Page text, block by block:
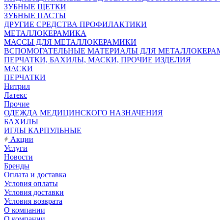
ЗУБНЫЕ ЩЕТКИ
ЗУБНЫЕ ПАСТЫ
ДРУГИЕ СРЕДСТВА ПРОФИЛАКТИКИ
МЕТАЛЛОКЕРАМИКА
МАССЫ ДЛЯ МЕТАЛЛОКЕРАМИКИ
ВСПОМОГАТЕЛЬНЫЕ МАТЕРИАЛЫ ДЛЯ
ПЕРЧАТКИ, БАХИЛЫ, МАСКИ, ПРОЧИЕ ИЗДЕЛИЯ
МАСКИ
ПЕРЧАТКИ
Нитрил
Латекс
Прочие
ОДЕЖДА МЕДИЦИНСКОГО НАЗНАЧЕНИЯ
БАХИЛЫ
ИГЛЫ КАРПУЛЬНЫЕ
Акции
Услуги
Новости
Бренды
Оплата и доставка
Условия оплаты
Условия доставки
Условия возврата
О компании